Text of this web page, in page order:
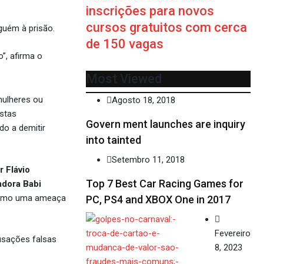
à prisão.
afirma o
ou
a demitir
Flávio
Babi
uma ameaça
falsas
inscrições para novos
cursos gratuitos com cerca
de 150 vagas
Most Viewed
Agosto 18, 2018
Govern ment launches are inquiry
into tainted
Setembro 11, 2018
Top 7 Best Car Racing Games for
PC, PS4 and XBOX One in 2017
Fevereiro
8, 2023